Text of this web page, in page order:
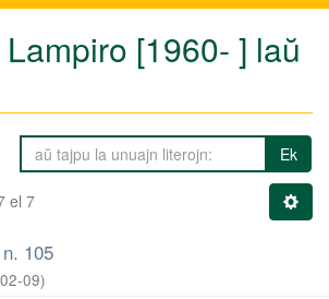
[1960- ] laŭ
Ek
el 7
105
09)